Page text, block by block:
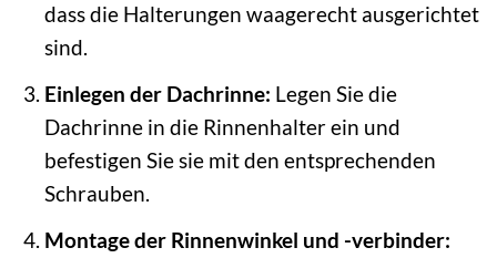
dass die Halterungen waagerecht ausgerichtet
sind.
Einlegen der Dachrinne: Legen Sie die
Dachrinne in die Rinnenhalter ein und
befestigen Sie sie mit den entsprechenden
Schrauben.
Montage der Rinnenwinkel und -verbinder: